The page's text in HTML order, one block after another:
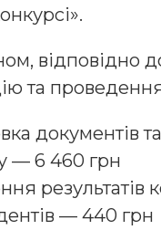
відповідно
та
документів
— 6 460 грн
результатів
— 440 грн